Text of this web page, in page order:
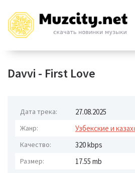
Davvi - First Love
Дата трека: 27.08.2025
Жанр: Узбекские и
Качество: 320 kbps
Размер: 17.55 mb